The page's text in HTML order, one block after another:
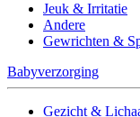
Jeuk & Irritatie
Andere
Gewrichten &
Babyverzorging
Gezicht &